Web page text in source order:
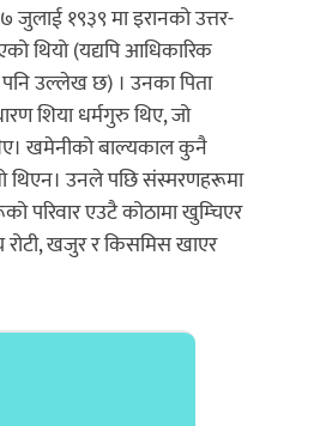
१९३९ मा इरानको उत्तर-
थियो (यद्यपि आधिकारिक
उल्लेख छ) । उनका पिता
शिया धर्मगुरु थिए, जो
खमेनीको बाल्यकाल कुनै
थिएन। उनले पछि संस्मरणहरूमा
परिवार एउटै कोठामा खुम्चिएर
खजुर र किसमिस खाएर